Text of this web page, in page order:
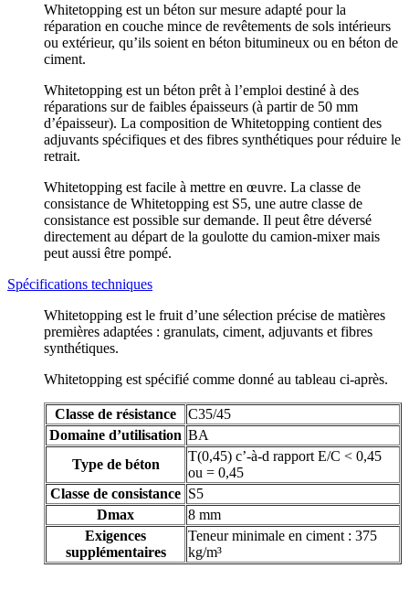
Whitetopping est un béton sur mesure adapté pour la
réparation en couche mince de revêtements de sols intérieurs
ou extérieur, qu’ils soient en béton bitumineux ou en béton de
ciment.
Whitetopping est un béton prêt à l’emploi destiné à des
réparations sur de faibles épaisseurs (à partir de 50 mm
d’épaisseur). La composition de Whitetopping contient des
adjuvants spécifiques et des fibres synthétiques pour réduire le
retrait.
Whitetopping est facile à mettre en œuvre. La classe de
consistance de Whitetopping est S5, une autre classe de
consistance est possible sur demande. Il peut être déversé
directement au départ de la goulotte du camion-mixer mais
peut aussi être pompé.
Spécifications techniques
Whitetopping est le fruit d’une sélection précise de matières
premières adaptées : granulats, ciment, adjuvants et fibres
synthétiques.
Whitetopping est spécifié comme donné au tableau ci-après.
Classe de résistance
C35/45
Domaine d’utilisation BA
Type de béton
T(0,45) c’-à-d rapport E/C < 0,45
ou = 0,45
Classe de consistance S5
Dmax
8 mm
Exigences
supplémentaires
Teneur minimale en ciment : 375
kg/m³